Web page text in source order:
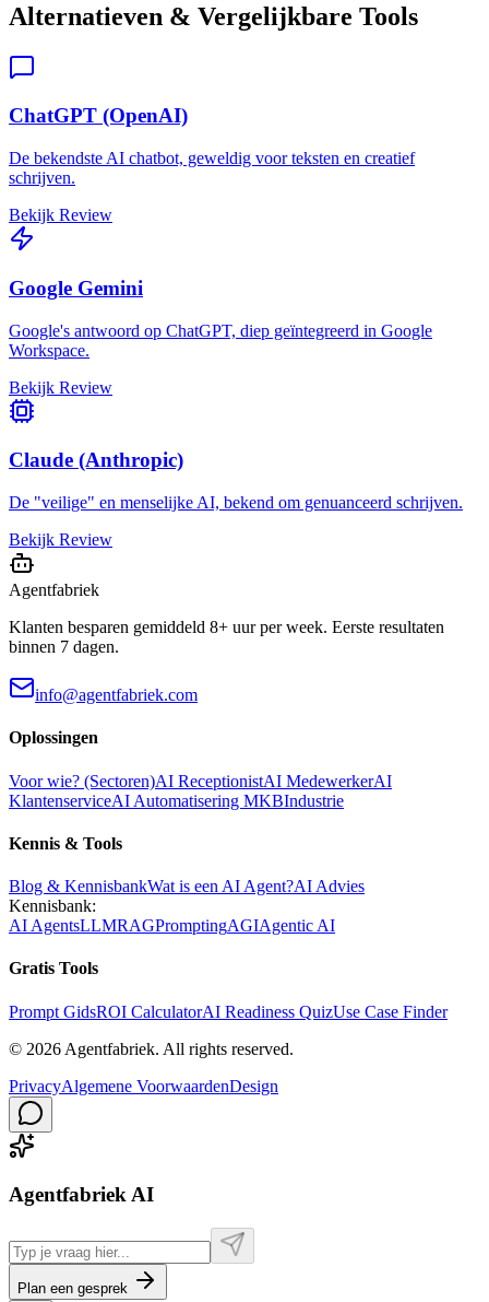
Alternatieven & Vergelijkbare Tools
ChatGPT (OpenAI)
De bekendste AI chatbot, geweldig voor teksten en creatief
schrijven.
Bekijk Review
Google Gemini
Google's antwoord op ChatGPT, diep geïntegreerd in Google
Workspace.
Bekijk Review
Claude (Anthropic)
De "veilige" en menselijke AI, bekend om genuanceerd schrijven.
Bekijk Review
Agentfabriek
Klanten besparen gemiddeld 8+ uur per week. Eerste resultaten
binnen 7 dagen.
info@agentfabriek.com
Oplossingen
Voor wie? (Sectoren)AI ReceptionistAI MedewerkerAI
KlantenserviceAI Automatisering MKBIndustrie
Kennis & Tools
Blog & KennisbankWat is een AI Agent?AI Advies
Kennisbank:
AI AgentsLLMRAGPromptingAGIAgentic AI
Gratis Tools
Prompt GidsROI CalculatorAI Readiness QuizUse Case Finder
© 2026 Agentfabriek. All rights reserved.
PrivacyAlgemene VoorwaardenDesign
Agentfabriek AI
Plan een gesprek